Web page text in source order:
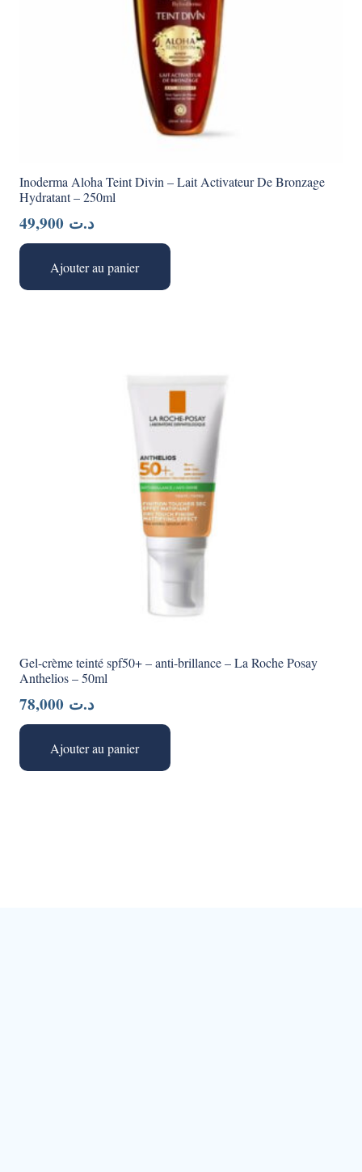
Inoderma Aloha Teint Divin – Lait Activateur De Bronzage
Hydratant – 250ml
د.ت
Ajouter au panier
Gel-crème teinté spf50+ – anti-brillance – La Roche Posay
Anthelios – 50ml
د.ت
Ajouter au panier